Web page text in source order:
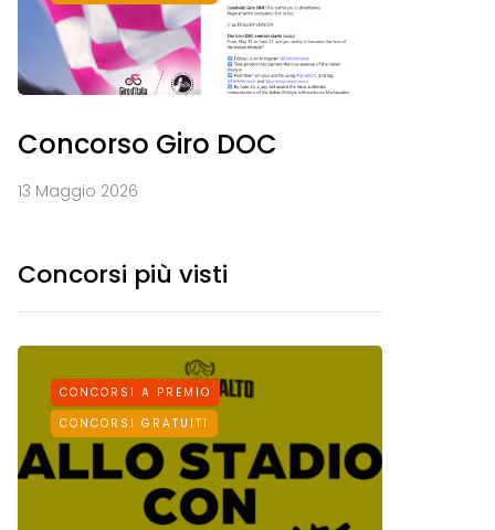
Concorso Giro DOC
13 Maggio 2026
Concorsi più visti
CONCORSI A PREMIO
CONCORSI GRATUITI